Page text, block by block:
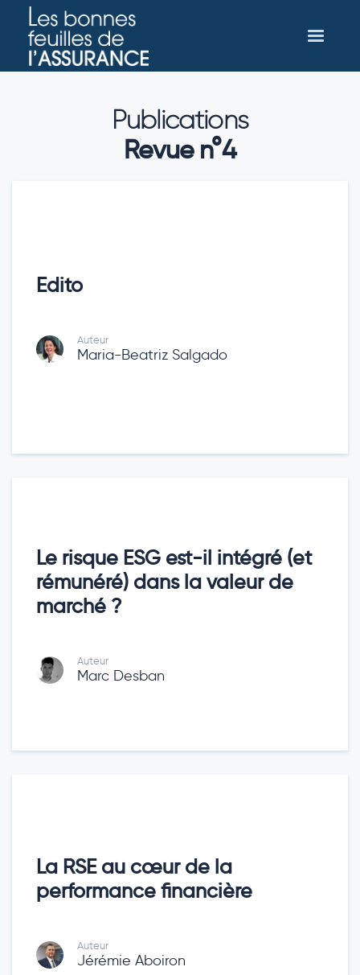
Publications
Revue n°4
Edito
Auteur
Maria-Beatriz Salgado
Le risque ESG est-il intégré (et
rémunéré) dans la valeur de
marché ?
Auteur
Marc Desban
La RSE au cœur de la
performance financière
Auteur
Jérémie Aboiron